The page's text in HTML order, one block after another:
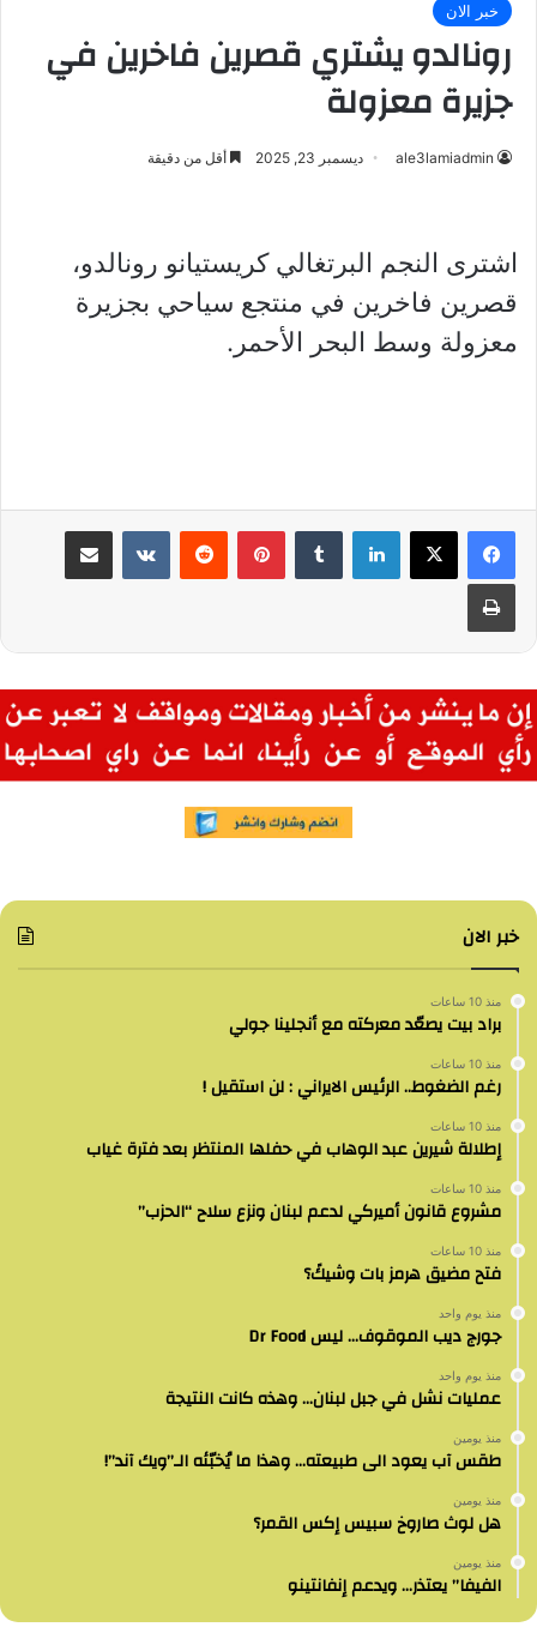
خبر الان
رونالدو يشتري قصرين فاخرين في
جزيرة معزولة
ale3lamiadmin ديسمبر 23, 2025 أقل من دقيقة
اشترى النجم البرتغالي كريستيانو رونالدو،
قصرين فاخرين في منتجع سياحي بجزيرة
معزولة وسط البحر الأحمر.
لينكدإن بينتيريست مشاركة عبر البريد
طباعة
خبر الان
منذ 10 ساعات
براد بيت يصعّد معركته مع أنجلينا جولي
منذ 10 ساعات
رغم الضغوط.. الرئيس الايراني : لن استقيل !
منذ 10 ساعات
إطلالة شيرين عبد الوهاب في حفلها المنتظر بعد فترة غياب
منذ 10 ساعات
مشروع قانون أميركي لدعم لبنان ونزع سلاح “الحزب”
منذ 10 ساعات
فتح مضيق هرمز بات وشيكً؟
منذ يوم واحد
جورج ديب الموقوف… ليس Dr Food
منذ يوم واحد
عمليات نشل في جبل لبنان… وهذه كانت النتيجة
منذ يومين
طقس آب يعود الى طبيعته… وهذا ما يُخبّئه الـ”ويك آند”!
منذ يومين
هل لوث صاروخ سبيس إكس القمر؟
منذ يومين
الفيفا” يعتذر… ويدعم إنفانتينو